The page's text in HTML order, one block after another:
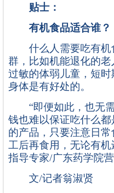
贴士：
有机食品适合谁？
什么人需要吃有机
群，比如机能退化的
过敏的体弱儿童，短
身体是有好处的。
“即便如此，也无需
钱也难以保证吃什么
的产品，只要注意日
工后再食用，无论有
指导专家/广东药学院
文/记者翁淑贤